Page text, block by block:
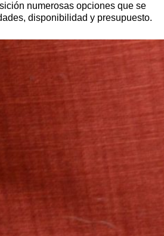
numerosas opciones que se
disponibilidad y presupuesto.